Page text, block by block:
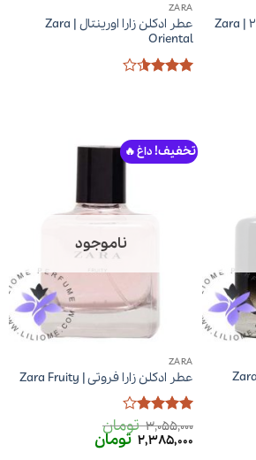
عطر ادکلن زارا واندر رز 2019 | Zara
ZARA
عطر ادکلن زارا اورینتال | Zara
Oriental
عطر ادکلن زارا بلک آمبر | Zara
تخفیف!
ناموجود
ZARA
عطر ادکلن زارا فروتی | Zara Fruity
امتیاز4
از 5
3,055,000 تومان
قیمت
اصلی
2,385,000 تومان